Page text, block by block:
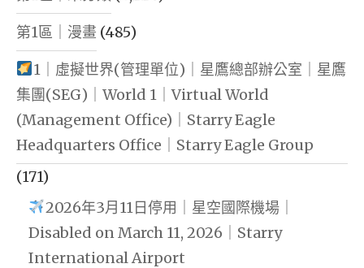
第1區｜漫畫 (485)
1｜虛擬世界(管理單位)｜星鷹總部辦公室｜星鷹
集團(SEG)｜World 1｜Virtual World
(Management Office)｜Starry Eagle
Headquarters Office｜Starry Eagle Group
(171)
2026年3月11日停用｜星空國際機場｜
Disabled on March 11, 2026｜Starry
International Airport